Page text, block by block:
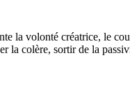
la volonté créatrice, le
la colère, sortir de la